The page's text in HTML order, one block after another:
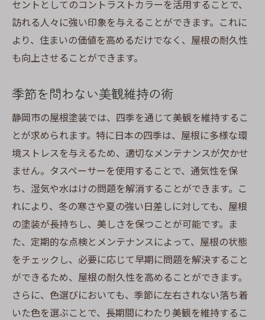
セントとしてのコントラストカラーを活用することで、
訪れる人々に強い印象を与えることができます。これに
より、住まいの価値を高めるだけでなく、屋根の耐久性
も向上させることができます。
季節を問わない美観維持の術
静岡市の屋根塗装では、四季を通じて美観を維持するこ
とが求められます。特に日本の四季は、屋根に多様な環
境ストレスを与えるため、適切なメンテナンスが欠かせ
ません。タスペーサーを使用することで、通気性を保
ち、湿気や水はけの問題を解消することができます。こ
れにより、冬の寒さや夏の強い日差しに対しても、屋根
の塗装が長持ちし、美しさを保つことが可能です。ま
た、定期的な点検とメンテナンスによって、屋根の状態
をチェックし、必要に応じて早期に問題を解決すること
ができるため、屋根の耐久性を高めることができます。
さらに、色選びにおいても、季節に左右されない落ち着
いた色を選ぶことで、長期間にわたり美観を維持するこ